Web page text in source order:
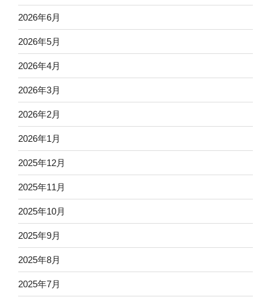
2026年6月
2026年5月
2026年4月
2026年3月
2026年2月
2026年1月
2025年12月
2025年11月
2025年10月
2025年9月
2025年8月
2025年7月